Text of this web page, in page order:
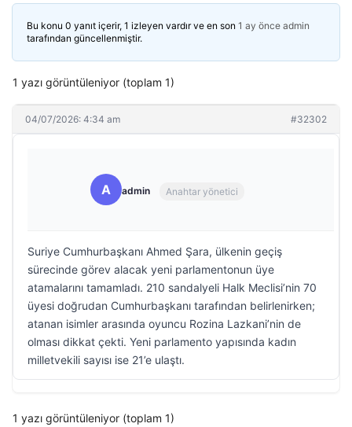
Bu konu 0 yanıt içerir, 1 izleyen vardır ve en son 1 ay önce admin
tarafından güncellenmiştir.
1 yazı görüntüleniyor (toplam 1)
04/07/2026: 4:34 am #32302
A admin Anahtar yönetici
Suriye Cumhurbaşkanı Ahmed Şara, ülkenin geçiş
sürecinde görev alacak yeni parlamentonun üye
atamalarını tamamladı. 210 sandalyeli Halk Meclisi’nin 70
üyesi doğrudan Cumhurbaşkanı tarafından belirlenirken;
atanan isimler arasında oyuncu Rozina Lazkani’nin de
olması dikkat çekti. Yeni parlamento yapısında kadın
milletvekili sayısı ise 21’e ulaştı.
1 yazı görüntüleniyor (toplam 1)